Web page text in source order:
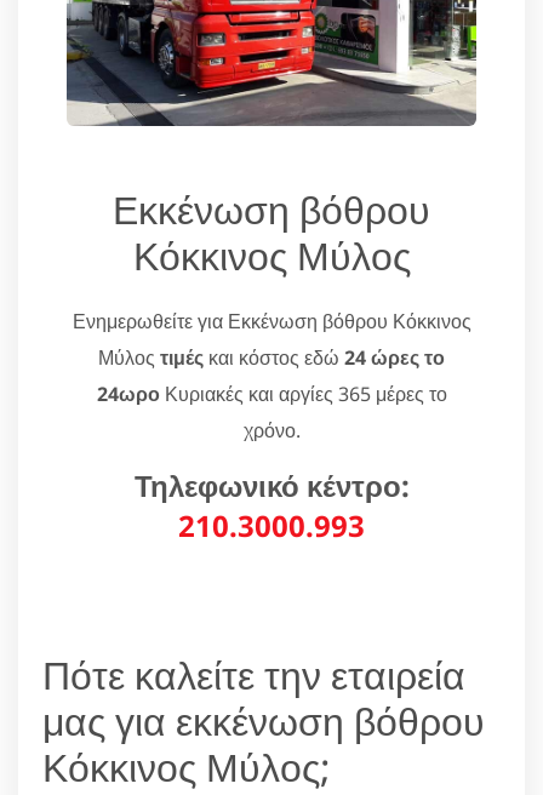
Εκκένωση βόθρου
Κόκκινος Μύλος
Ενημερωθείτε για Εκκένωση βόθρου Κόκκινος
Μύλος τιμές και κόστος εδώ 24 ώρες το
24ωροΚυριακές και αργίες 365 μέρες το
χρόνο.
Τηλεφωνικό κέντρο:
210.3000.993
Πότε καλείτε την εταιρεία
μας για εκκένωση βόθρου
Κόκκινος Μύλος;